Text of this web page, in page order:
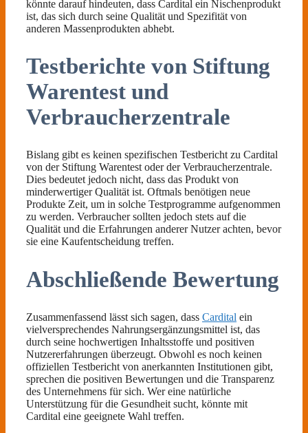
könnte darauf hindeuten, dass Cardital ein Nischenprodukt
ist, das sich durch seine Qualität und Spezifität von
anderen Massenprodukten abhebt.
Testberichte von Stiftung
Warentest und
Verbraucherzentrale
Bislang gibt es keinen spezifischen Testbericht zu Cardital
von der Stiftung Warentest oder der Verbraucherzentrale.
Dies bedeutet jedoch nicht, dass das Produkt von
minderwertiger Qualität ist. Oftmals benötigen neue
Produkte Zeit, um in solche Testprogramme aufgenommen
zu werden. Verbraucher sollten jedoch stets auf die
Qualität und die Erfahrungen anderer Nutzer achten, bevor
sie eine Kaufentscheidung treffen.
Abschließende Bewertung
Zusammenfassend lässt sich sagen, dass Cardital ein
vielversprechendes Nahrungsergänzungsmittel ist, das
durch seine hochwertigen Inhaltsstoffe und positiven
Nutzererfahrungen überzeugt. Obwohl es noch keinen
offiziellen Testbericht von anerkannten Institutionen gibt,
sprechen die positiven Bewertungen und die Transparenz
des Unternehmens für sich. Wer eine natürliche
Unterstützung für die Gesundheit sucht, könnte mit
Cardital eine geeignete Wahl treffen.